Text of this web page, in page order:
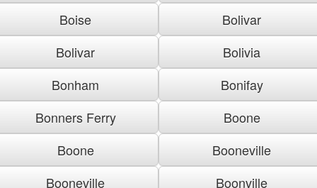
Boise
Bolivar
Bolivar
Bolivia
Bonham
Bonifay
Bonners Ferry
Boone
Boone
Booneville
Booneville
Boonville